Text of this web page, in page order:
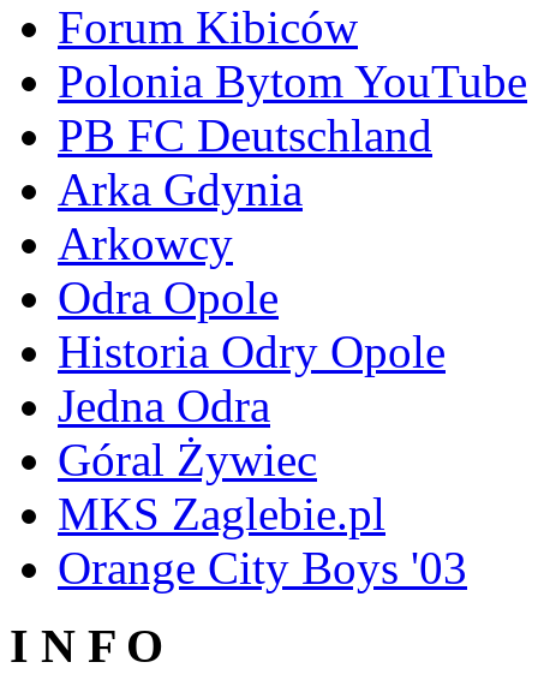
Forum Kibiców
Polonia Bytom YouTube
PB FC Deutschland
Arka Gdynia
Arkowcy
Odra Opole
Historia Odry Opole
Jedna Odra
Góral Żywiec
MKS Zaglebie.pl
Orange City Boys '03
I N F O